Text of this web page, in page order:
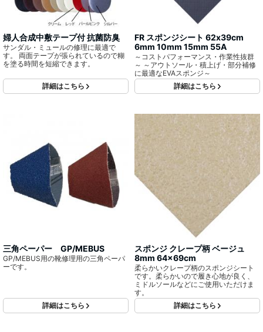
婦人合成中敷テープ付 抗菌防臭
サンダル・ミュールの修理に最適で
す。 両面テープが張られているので糊
を塗る時間を短縮できます。
詳細はこちら
FR スポンジシート 62x39cm
6mm 10mm 15mm 55A
～コストパフォーマンス・作業性抜群
～ ～アウトソール・積上げ・部分補修
に最適なEVAスポンジ～
詳細はこちら
三角ペーパー GP/MEBUS
GP/MEBUS用の靴修理用の三角ペーパ
ーです。
詳細はこちら
スポンジ クレープ柄 ベージュ
8mm 64x69cm
柔らかいクレープ柄のスポンジシート
です。柔らかいので履き心地が良く、
ミドルソールなどにご使用いただけま
す。
詳細はこちら